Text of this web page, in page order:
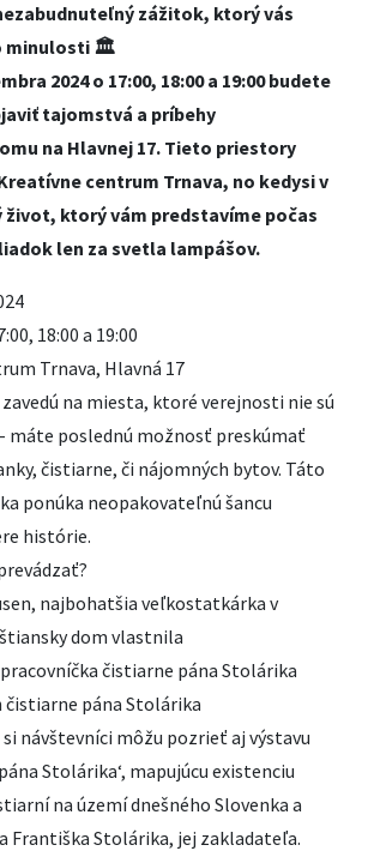
zážitok, ktorý vás
minulosti 🏛️
2024 o 17:00, 18:00 a 19:00 budete
tajomstvá a príbehy
na Hlavnej 17. Tieto priestory
centrum Trnava, no kedysi v
život, ktorý vám predstavíme počas
len za svetla lampášov.
18:00 a 19:00
Trnava, Hlavná 17
na miesta, ktoré verejnosti nie sú
máte poslednú možnosť preskúmať
čistiarne, či nájomných bytov. Táto
ponúka neopakovateľnú šancu
histórie.
najbohatšia veľkostatkárka v
dom vlastnila
čistiarne pána Stolárika
čistiarne pána Stolárika
návštevníci môžu pozrieť aj výstavu
Stolárika‘, mapujúcu existenciu
na území dnešného Slovenka a
Františka Stolárika, jej zakladateľa.